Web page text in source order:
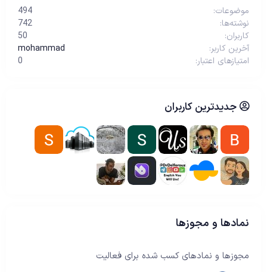
موضوعات
494
نوشته‌ها
742
کاربران
50
آخرین کاربر
mohammad
امتیازهای اعتبار
0
جدیدترین کاربران
نمادها و مجوزها
مجوزها و نمادهای کسب شده برای فعالیت